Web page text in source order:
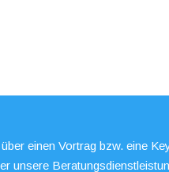
einen Vortrag bzw. eine
unsere